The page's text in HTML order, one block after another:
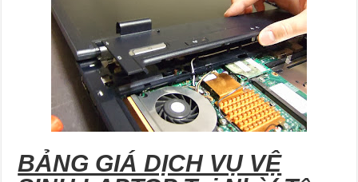
BẢNG GIÁ DỊCH VỤ VỆ